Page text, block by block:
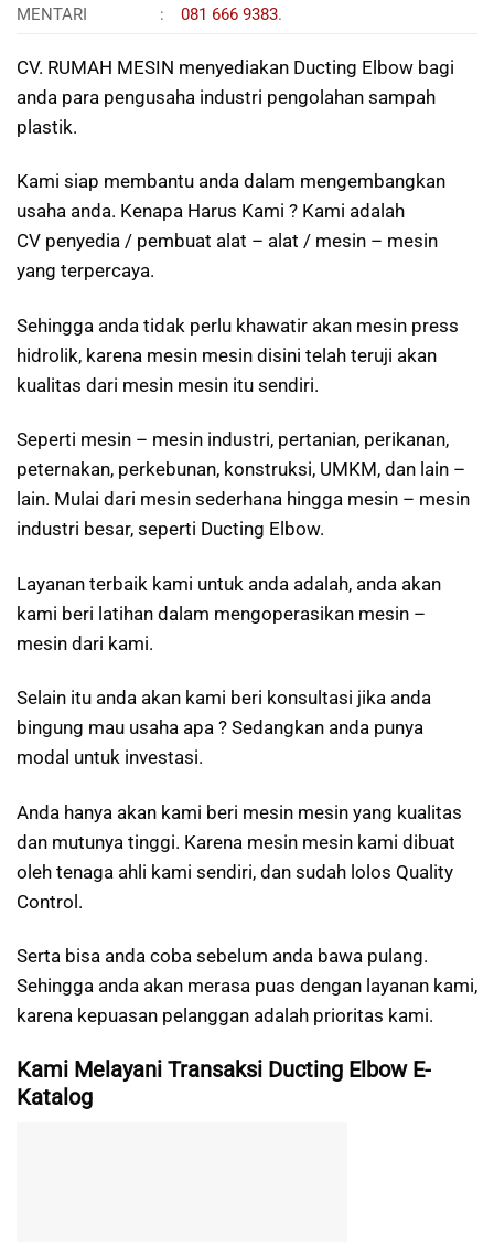
MENTARI
: 081 666 9383.
CV. RUMAH MESIN menyediakan Ducting Elbow bagi
anda para pengusaha industri pengolahan sampah
plastik.
Kami siap membantu anda dalam mengembangkan
usaha anda. Kenapa Harus Kami ? Kami adalah
CV penyedia / pembuat alat – alat / mesin – mesin
yang terpercaya.
Sehingga anda tidak perlu khawatir akan mesin press
hidrolik, karena mesin mesin disini telah teruji akan
kualitas dari mesin mesin itu sendiri.
Seperti mesin – mesin industri, pertanian, perikanan,
peternakan, perkebunan, konstruksi, UMKM, dan lain –
lain. Mulai dari mesin sederhana hingga mesin – mesin
industri besar, seperti Ducting Elbow.
Layanan terbaik kami untuk anda adalah, anda akan
kami beri latihan dalam mengoperasikan mesin –
mesin dari kami.
Selain itu anda akan kami beri konsultasi jika anda
bingung mau usaha apa ? Sedangkan anda punya
modal untuk investasi.
Anda hanya akan kami beri mesin mesin yang kualitas
dan mutunya tinggi. Karena mesin mesin kami dibuat
oleh tenaga ahli kami sendiri, dan sudah lolos Quality
Control.
Serta bisa anda coba sebelum anda bawa pulang.
Sehingga anda akan merasa puas dengan layanan kami,
karena kepuasan pelanggan adalah prioritas kami.
Kami Melayani Transaksi Ducting Elbow E-
Katalog